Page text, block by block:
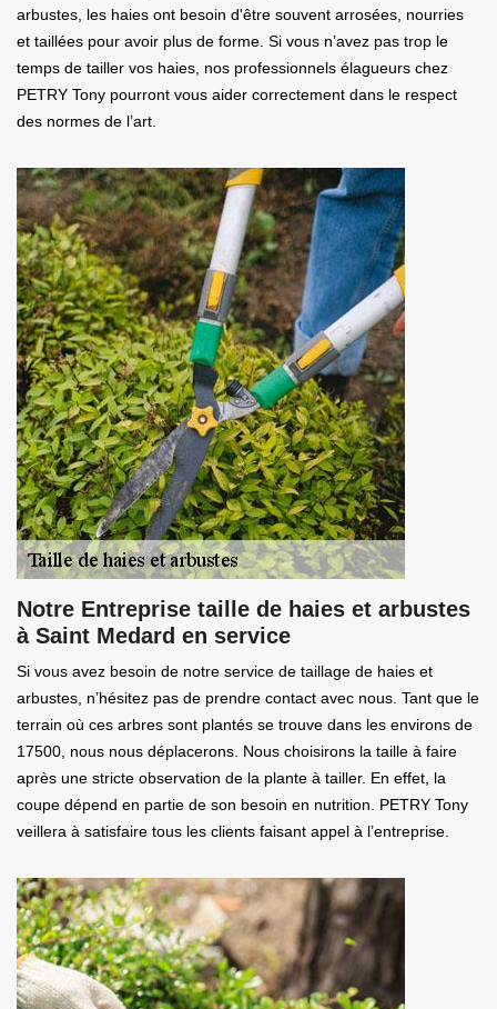
arbustes, les haies ont besoin d'être souvent arrosées, nourries
et taillées pour avoir plus de forme. Si vous n’avez pas trop le
temps de tailler vos haies, nos professionnels élagueurs chez
PETRY Tony pourront vous aider correctement dans le respect
des normes de l’art.
Notre Entreprise taille de haies et arbustes
à Saint Medard en service
Si vous avez besoin de notre service de taillage de haies et
arbustes, n’hésitez pas de prendre contact avec nous. Tant que le
terrain où ces arbres sont plantés se trouve dans les environs de
17500, nous nous déplacerons. Nous choisirons la taille à faire
après une stricte observation de la plante à tailler. En effet, la
coupe dépend en partie de son besoin en nutrition. PETRY Tony
veillera à satisfaire tous les clients faisant appel à l’entreprise.